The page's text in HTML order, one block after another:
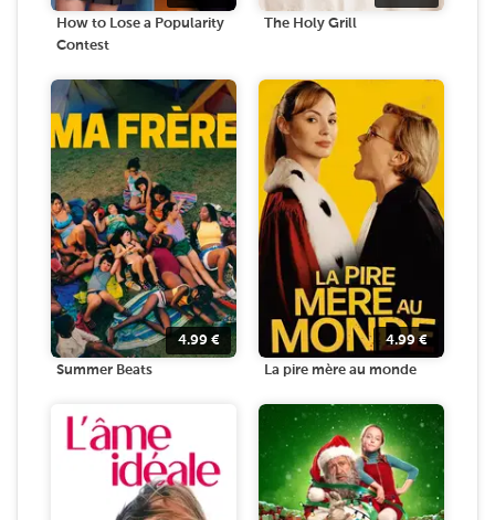
How to Lose a Popularity
Contest
The Holy Grill
4.99 €
Summer Beats
4.99€
La pire mère au monde